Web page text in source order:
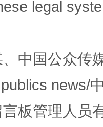
legal
中国公众传
news/
板管理人员